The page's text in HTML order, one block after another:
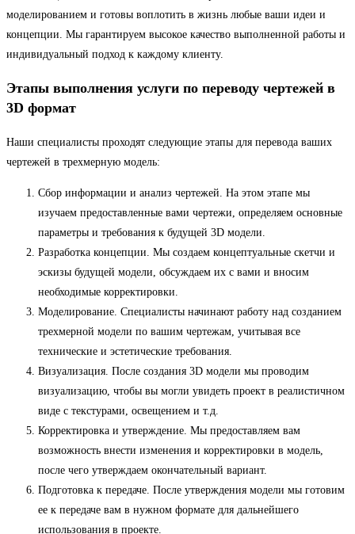
моделированием и готовы воплотить в жизнь любые ваши идеи и
концепции. Мы гарантируем высокое качество выполненной работы и
индивидуальный подход к каждому клиенту.
Этапы выполнения услуги по переводу чертежей в
3D формат
Наши специалисты проходят следующие этапы для перевода ваших
чертежей в трехмерную модель:
Сбор информации и анализ чертежей. На этом этапе мы
изучаем предоставленные вами чертежи, определяем основные
параметры и требования к будущей 3D модели.
Разработка концепции. Мы создаем концептуальные скетчи и
эскизы будущей модели, обсуждаем их с вами и вносим
необходимые корректировки.
Моделирование. Специалисты начинают работу над созданием
трехмерной модели по вашим чертежам, учитывая все
технические и эстетические требования.
Визуализация. После создания 3D модели мы проводим
визуализацию, чтобы вы могли увидеть проект в реалистичном
виде с текстурами, освещением и т.д.
Корректировка и утверждение. Мы предоставляем вам
возможность внести изменения и корректировки в модель,
после чего утверждаем окончательный вариант.
Подготовка к передаче. После утверждения модели мы готовим
ее к передаче вам в нужном формате для дальнейшего
использования в проекте.